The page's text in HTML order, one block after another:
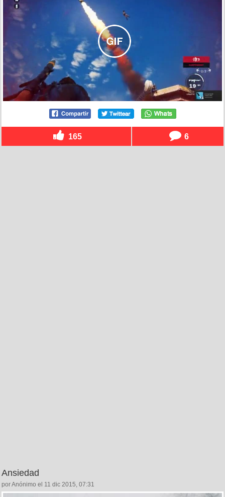
165 6
Ansiedad
por Anónimo el 11 dic 2015, 07:31